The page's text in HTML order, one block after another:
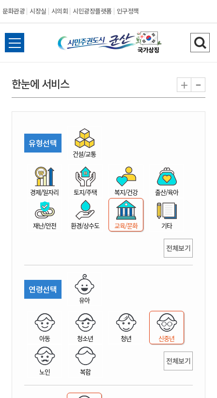
문화관광 시장실 시의회 시민광장플랫폼 인구정책
시
민
권
시
산
전
체
뉴
열
검
색
기
한눈에 서비스 + -
유형선택
건설/교통
경제/일자리 토지/주택 복지/건강 출산/육아
재난/안전 환경/상수도 교육/문화 기타
전체보기
연령선택
유아
아동 청소년 청년 신중년
노인 복합
전체보기